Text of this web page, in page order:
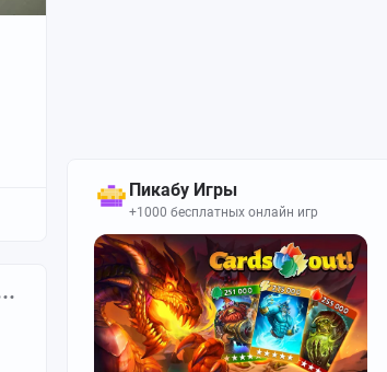
Пикабу Игры
+1000 бесплатных онлайн игр